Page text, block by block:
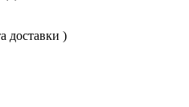
доставки )